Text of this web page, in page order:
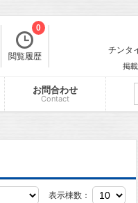
閲覧履歴
0
チンタ
掲
お問合わせ
Contact
表示棟数：